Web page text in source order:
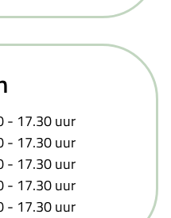
- 17.30 uur
- 17.30 uur
- 17.30 uur
- 17.30 uur
- 17.30 uur